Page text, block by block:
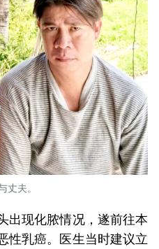
丈夫。
出现化脓情况，遂前往本
性乳癌。医生当时建议立